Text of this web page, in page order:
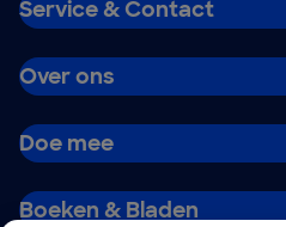
Service & Contact
Over ons
Doe mee
Boeken & Bladen